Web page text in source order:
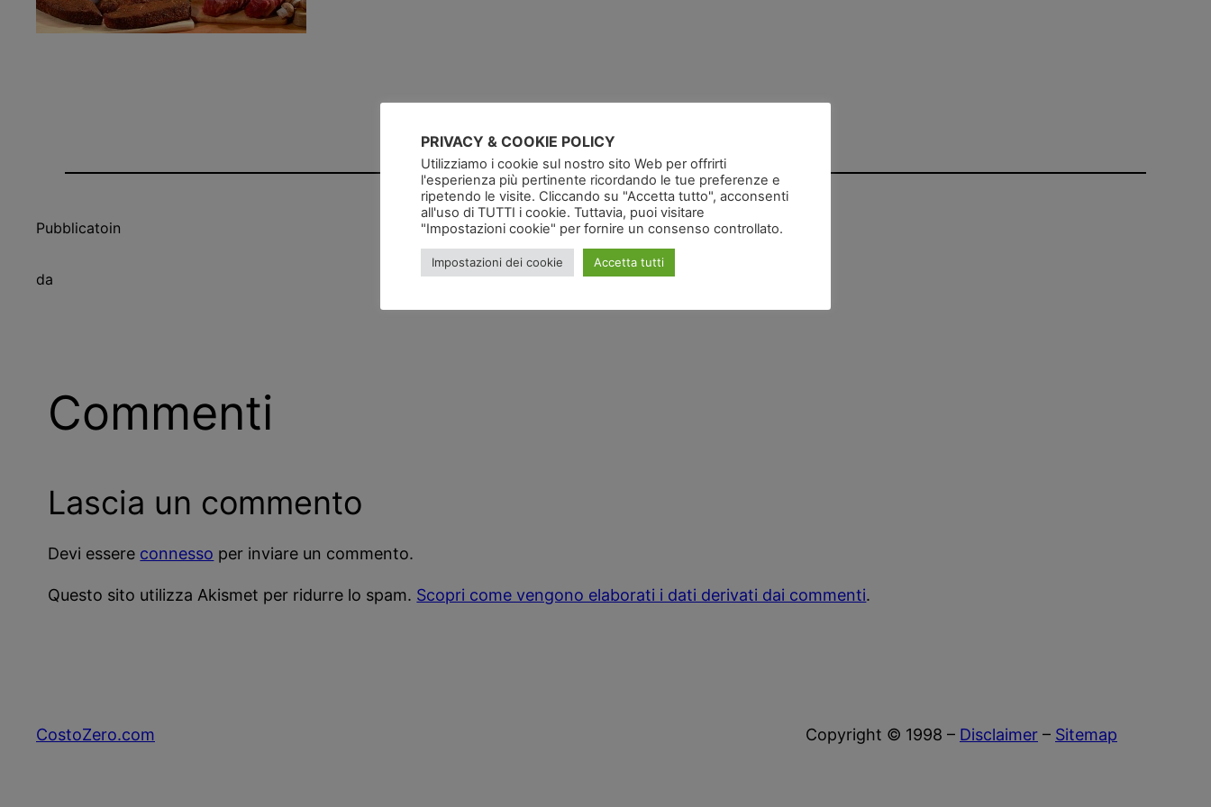
Pubblicatoin
da
Tag:
Commenti
Lascia un commento
Devi essere connesso per inviare un commento.
Questo sito utilizza Akismet per ridurre lo spam. Scopri come vengono elaborati i dati derivati dai commenti.
CostoZero.com Copyright © 1998 – Disclaimer – Sitemap
PRIVACY & COOKIE POLICY
Utilizziamo i cookie sul nostro sito Web per offrirti
l'esperienza più pertinente ricordando le tue preferenze e
ripetendo le visite. Cliccando su "Accetta tutto", acconsenti
all'uso di TUTTI i cookie. Tuttavia, puoi visitare
"Impostazioni cookie" per fornire un consenso controllato.
Impostazioni dei cookie Accetta tutti